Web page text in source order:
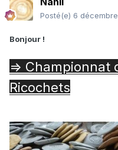
Posté(e) 6
Bonjour !
=> Championnat
Ricochets